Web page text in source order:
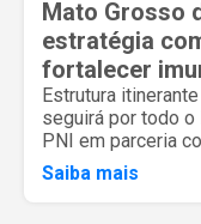
Mato Grosso
estratégia
fortalecer
Estrutura
seguirá por todo o
PNI em parceria
Saiba mais